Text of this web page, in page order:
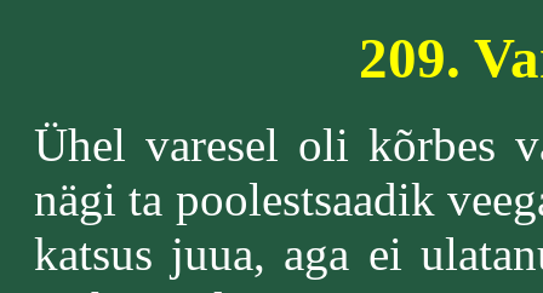
209.
Ühel varesel oli kõrbes
nägi ta poolestsaadik
katsus juua, aga ei